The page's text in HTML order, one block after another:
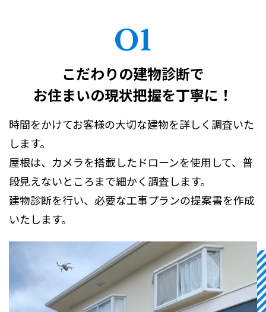
こだわりの建物診断で
お住まいの現状把握を丁寧に！
時間をかけてお客様の大切な建物を詳しく調査いた
します。
屋根は、カメラを搭載したドローンを使用して、普
段見えないところまで細かく調査します。​
建物診断を行い、必要な工事プランの提案書を作成
いたします。